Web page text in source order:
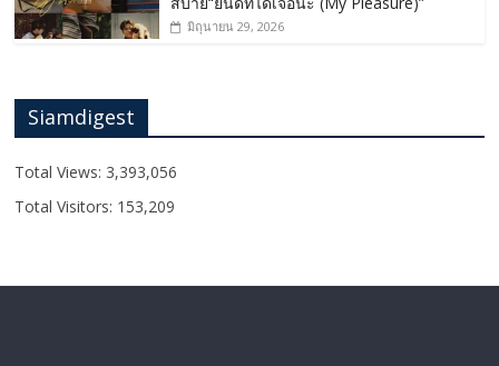
มิถุนายน 29, 2026
Siamdigest
Total Views: 3,393,056
Total Visitors: 153,209